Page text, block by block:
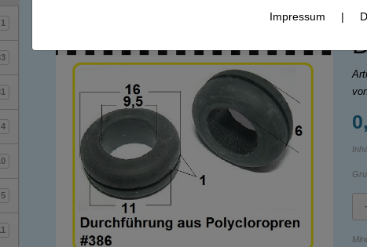
1
4
5
Impressum |